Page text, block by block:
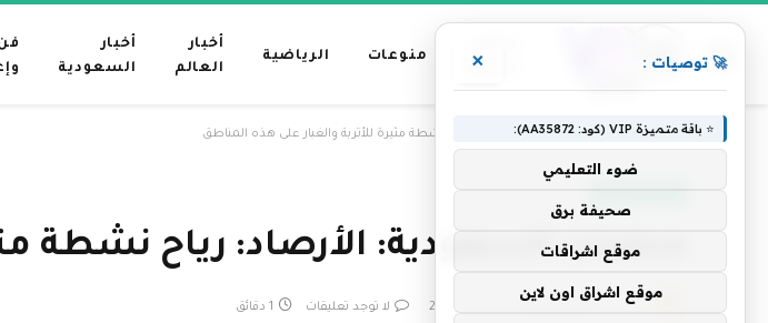
رئيسية
منوعات الرياضية
أخبار
العالم
أخبار
السعودية
الرئيسية » محليات السعودية: الأرصاد: رياح نشطة مثيرة للأتربة والغبار على هذه المناطق
محليات السعودية: الأرصاد: رياح نشطة
بواسطة لا توجد تعليقات 1 دقائق
🚀 توصيات : ×
⭐ باقة متميزة VIP (كود: AA35872):
ضوء التعليمي
صحيفة برق
موقع اشراقات
موقع اشراق اون لاين